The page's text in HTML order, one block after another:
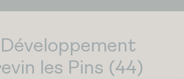
les Pins (44)